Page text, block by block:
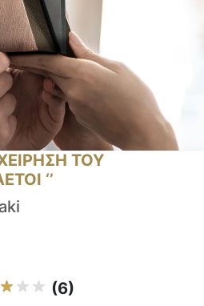
ΤΟΥ
‘’
(6)